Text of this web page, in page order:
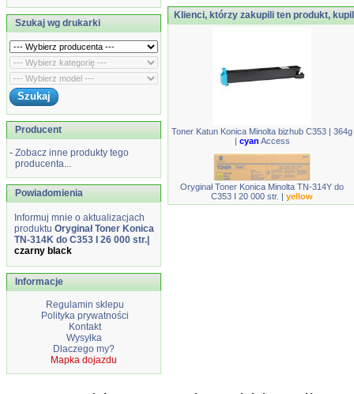
Szukaj wg drukarki
Producent
- Zobacz inne produkty tego
producenta...
Powiadomienia
Informuj mnie o aktualizacjach
produktu Oryginał Toner Konica
TN-314K do C353 I 26 000 str.|
czarny black
Informacje
Regulamin sklepu
Polityka prywatności
Kontakt
Wysyłka
Dlaczego my?
Mapka dojazdu
Klienci, którzy zakupili ten produkt,
Toner Katun Konica Minolta bizhub C353 | 364g
| cyan Access
Oryginał Toner Konica Minolta TN-314Y do
C353 I 20 000 str. | yellow